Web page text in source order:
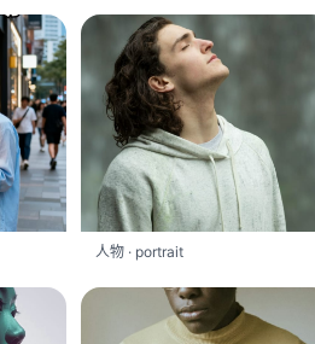
人物 · portrait